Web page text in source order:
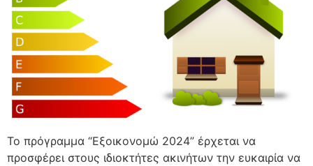
Το πρόγραμμα “Εξοικονομώ 2024” έρχεται να
προσφέρει στους ιδιοκτήτες ακινήτων την ευκαιρία να